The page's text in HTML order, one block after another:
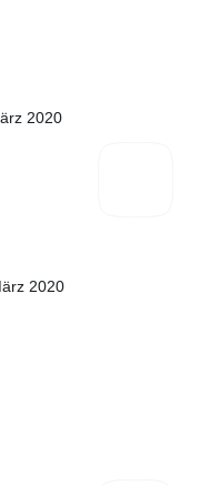
2020
2020